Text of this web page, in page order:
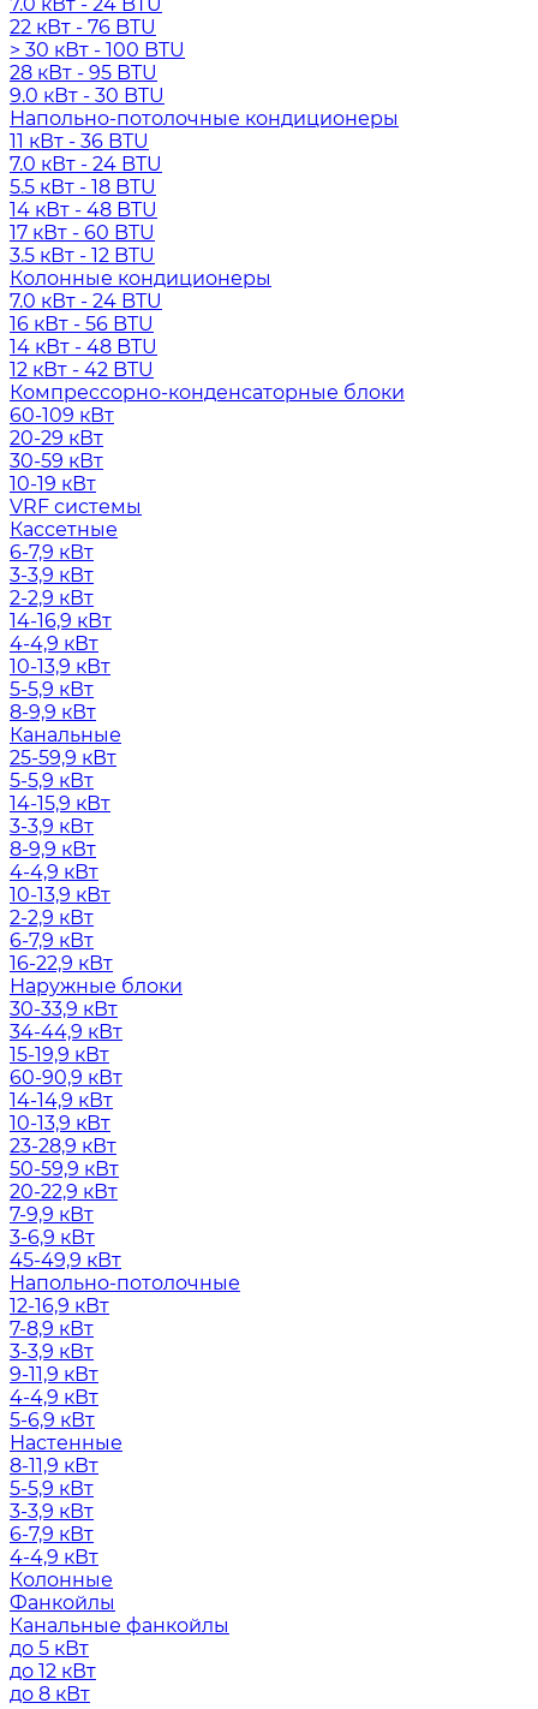
22 кВт - 76 BTU
> 30 кВт - 100 BTU
28 кВт - 95 BTU
9.0 кВт - 30 BTU
Напольно-потолочные кондиционеры
11 кВт - 36 BTU
7.0 кВт - 24 BTU
5.5 кВт - 18 BTU
14 кВт - 48 BTU
17 кВт - 60 BTU
3.5 кВт - 12 BTU
Колонные кондиционеры
7.0 кВт - 24 BTU
16 кВт - 56 BTU
14 кВт - 48 BTU
12 кВт - 42 BTU
Компрессорно-конденсаторные блоки
60-109 кВт
20-29 кВт
30-59 кВт
10-19 кВт
VRF системы
Кассетные
6-7,9 кВт
3-3,9 кВт
2-2,9 кВт
14-16,9 кВт
4-4,9 кВт
10-13,9 кВт
5-5,9 кВт
8-9,9 кВт
Канальные
25-59,9 кВт
5-5,9 кВт
14-15,9 кВт
3-3,9 кВт
8-9,9 кВт
4-4,9 кВт
10-13,9 кВт
2-2,9 кВт
6-7,9 кВт
16-22,9 кВт
Наружные блоки
30-33,9 кВт
34-44,9 кВт
15-19,9 кВт
60-90,9 кВт
14-14,9 кВт
10-13,9 кВт
23-28,9 кВт
50-59,9 кВт
20-22,9 кВт
7-9,9 кВт
3-6,9 кВт
45-49,9 кВт
Напольно-потолочные
12-16,9 кВт
7-8,9 кВт
3-3,9 кВт
9-11,9 кВт
4-4,9 кВт
5-6,9 кВт
Настенные
8-11,9 кВт
5-5,9 кВт
3-3,9 кВт
6-7,9 кВт
4-4,9 кВт
Колонные
Фанкойлы
Канальные фанкойлы
до 5 кВт
до 12 кВт
до 8 кВт